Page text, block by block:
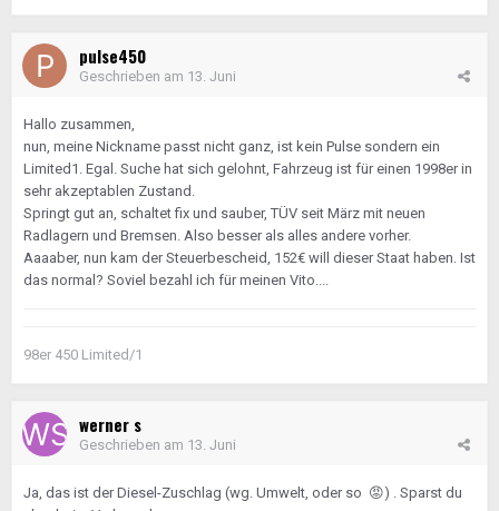
pulse450
Geschrieben am 13. Juni
Hallo zusammen,
nun, meine Nickname passt nicht ganz, ist kein Pulse sondern ein
Limited1. Egal. Suche hat sich gelohnt, Fahrzeug ist für einen 1998er in
sehr akzeptablen Zustand.
Springt gut an, schaltet fix und sauber, TÜV seit März mit neuen
Radlagern und Bremsen. Also besser als alles andere vorher.
Aaaaber, nun kam der Steuerbescheid, 152€ will dieser Staat haben. Ist
das normal? Soviel bezahl ich für meinen Vito....
98er 450 Limited/1
werner s
Geschrieben am 13. Juni
Ja, das ist der Diesel-Zuschlag (wg. Umwelt, oder so 😡) . Sparst du